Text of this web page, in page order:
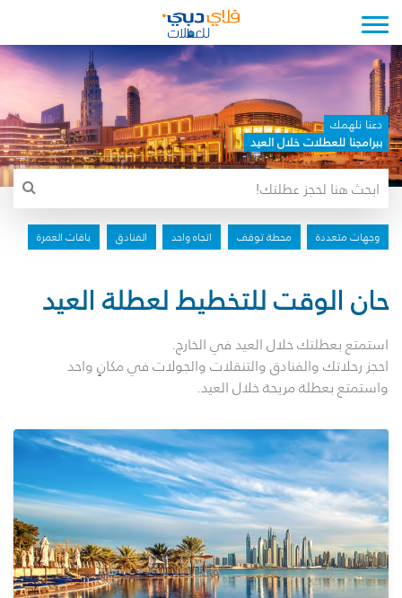
Toggle navigation
دعنا نلهمك
ببرامجنا للعطلات خلال العيد
وجهات متعددة محطة توقف اتجاه واحد الفنادق باقات العمرة
حان الوقت للتخطيط لعطلة العيد
استمتع بعطلتك خلال العيد في الخارج.
احجز رحلاتك والفنادق والتنقلات والجولات في مكانٍ واحد
واستمتع بعطلة مريحة خلال العيد.